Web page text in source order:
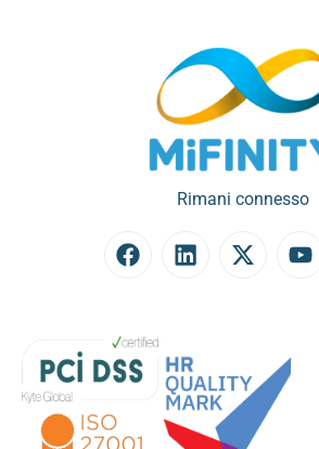
Rimani connesso